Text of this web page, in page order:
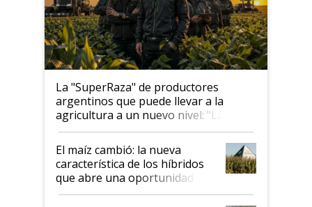
La "SuperRaza" de productores
argentinos que puede llevar a la
agricultura a un nuevo nivel: "Las
posibilidades de crecimiento son
infinitas"
El maíz cambió: la nueva
característica de los híbridos
que abre una oportunidad en
el lote